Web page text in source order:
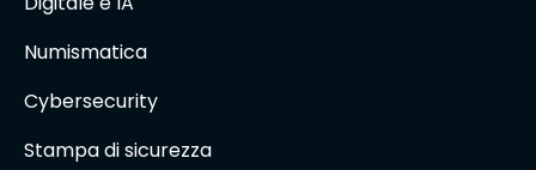
Numismatica
Cybersecurity
Stampa di sicurezza